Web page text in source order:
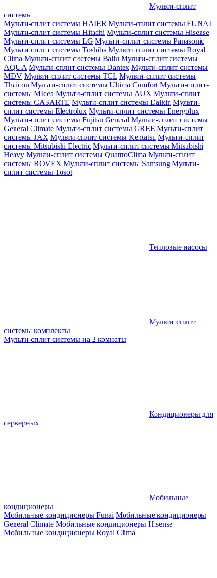
Мульти-сплит
системы
Мульти-сплит системы HAIER Мульти-сплит системы FUNAI
Мульти-сплит системы Hitachi Мульти-сплит системы Hisense
Мульти-сплит системы LG Мульти-сплит системы Panasonic
Мульти-сплит системы Toshiba Мульти-сплит системы Royal
Clima Мульти-сплит системы Ballu Мульти-сплит системы
AQUA Мульти-сплит системы Dantex Мульти-сплит системы
MDV Мульти-сплит системы TCL Мульти-сплит системы
Thaicon Мульти-сплит системы Ultima Comfort Мульти-сплит-
системы MIdea Мульти-сплит системы AUX Мульти-сплит
системы CASARTE Мульти-сплит системы Daikin Мульти-
сплит системы Electrolux Мульти-сплит системы Energolux
Мульти-сплит системы Fujitsu General Мульти-сплит системы
General Climate Мульти-сплит системы GREE Мульти-сплит
системы JAX Мульти-сплит системы Kentatsu Мульти-сплит
системы Mitsubishi Electric Мульти-сплит системы Mitsubishi
Heavy Мульти-сплит системы QuattroClima Мульти-сплит
системы ROVEX Мульти-сплит системы Samsung Мульти-
сплит системы Tosot
Тепловые насосы
Мульти-сплит
системы комплекты
Мульти-сплит системы на 2 комнаты
Кондиционеры для
серверных
Мобильные
кондиционеры
Мобильные кондиционеры Funai Мобильные кондиционеры
General Climate Мобильные кондиционеры Hisense
Мобильные кондиционеры Royal Clima